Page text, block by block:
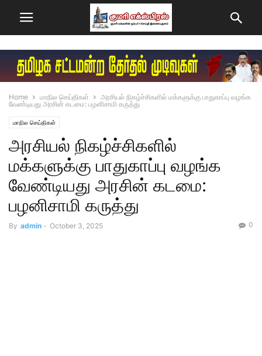
Home மாநில செய்திகள்
அரசியல் நிகழ்ச்சிகளில் மக்களுக்கு பாதுகாப்பு வழங்க
வேண்டியது அரசின் கடமை: பழனிசாமி கருத்து
மாநில செய்திகள்
அரசியல் நிகழ்ச்சிகளில்
மக்களுக்கு பாதுகாப்பு வழங்க
வேண்டியது அரசின் கடமை:
பழனிசாமி கருத்து
By admin - October 3, 2025 0